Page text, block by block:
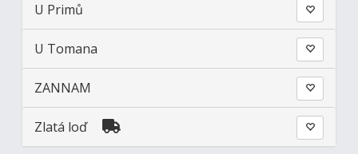
U Primů
U Tomana
ZANNAM
Zlatá loď